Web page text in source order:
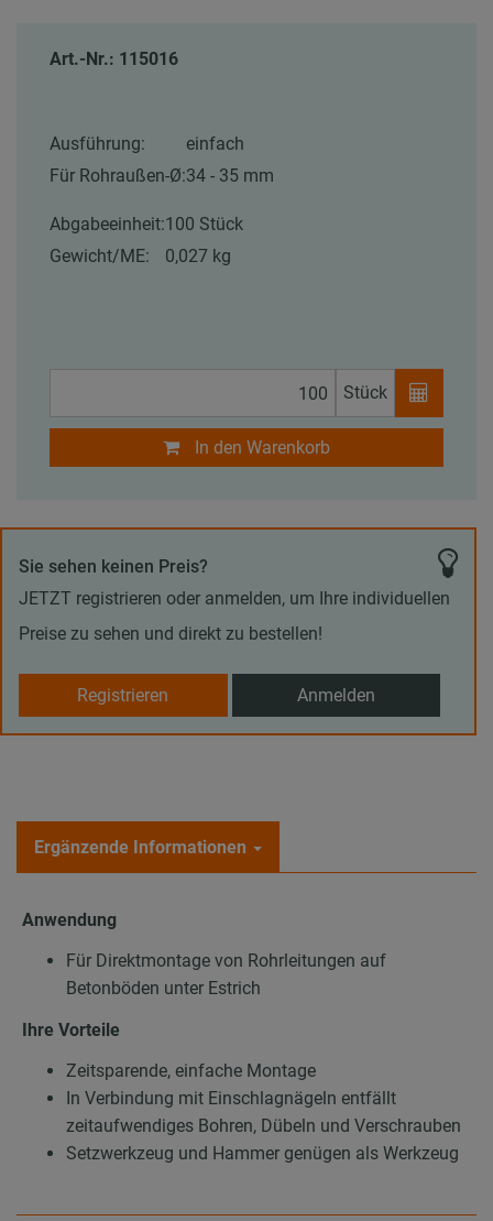
Art.-Nr.: 115016
Ausführung:
einfach
Für Rohraußen-Ø:34 - 35 mm
Abgabeeinheit:100 Stück
Gewicht/ME:
0,027 kg
Stück
In den Warenkorb
Sie sehen keinen Preis?
JETZT registrieren oder anmelden, um Ihre individuellen
Preise zu sehen und direkt zu bestellen!
Registrieren Anmelden
Ergänzende Informationen
Anwendung
Für Direktmontage von Rohrleitungen auf
Betonböden unter Estrich
Ihre Vorteile
Zeitsparende, einfache Montage
In Verbindung mit Einschlagnägeln entfällt
zeitaufwendiges Bohren, Dübeln und Verschrauben
Setzwerkzeug und Hammer genügen als Werkzeug